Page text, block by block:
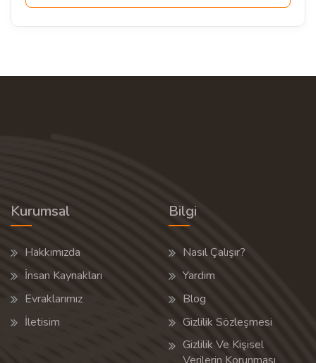
Kurumsal
Hakkımızda
İnsan Kaynakları
Evraklarımız
İletisim
Bilgi
Nasıl Çalışır?
Yardım
Blog
Gizlilik Sözleşmesi
Gizlilik Ve Kişisel